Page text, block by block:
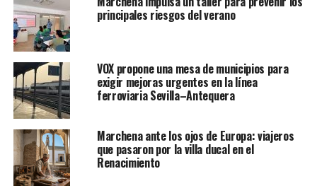
principales riesgos del verano
VOX propone una mesa de municipios para
exigir mejoras urgentes en la línea
ferroviaria Sevilla–Antequera
Marchena ante los ojos de Europa: viajeros
que pasaron por la villa ducal en el
Renacimiento